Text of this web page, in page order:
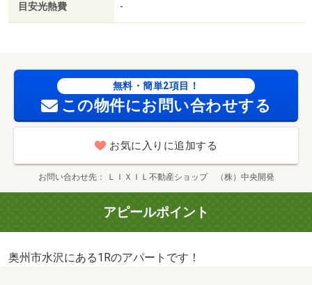
目安光熱費 -
無料・簡単2項目！
この物件にお問い合わせする
お気に入りに追加する
お問い合わせ先 ＬＩＸＩＬ不動産ショップ （株）中央開発
アピールポイント
奥州市水沢にある1Rのアパートです！